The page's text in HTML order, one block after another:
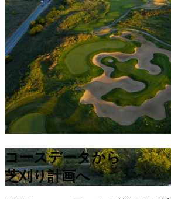
用途:
#設備点検 #修理作業 #システム更新 #
コースデータから
芝刈り計画へ